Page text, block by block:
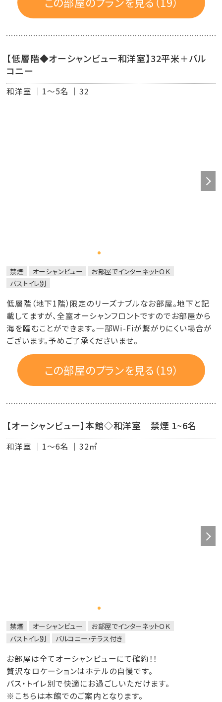
【低層階◆オーシャンビュー和洋室】32平米＋バル
コニー
和洋室 1～5名 32
禁煙 オーシャンビュー
お部屋でインターネットＯＫ
バストイレ別
低層階（地下1階）限定のリーズナブルなお部屋。地下と記
載してますが、全室オーシャンフロントですのでお部屋から
海を臨むことができます。一部Wi-Fiが繋がりにくい場合が
ございます。予めご了承くださいませ。
この部屋のプランを見る（19）
【オーシャンビュー】本館◇和洋室 禁煙 1~6名
和洋室 1～6名 32㎡
禁煙 オーシャンビュー
お部屋でインターネットＯＫ
バストイレ別
バルコニー・テラス付き
お部屋は全てオーシャンビューにて確約！！
贅沢なロケーションはホテルの自慢です。
バス・トイレ別で快適にお過ごしいただけます。
※こちらは本館でのご案内となります。